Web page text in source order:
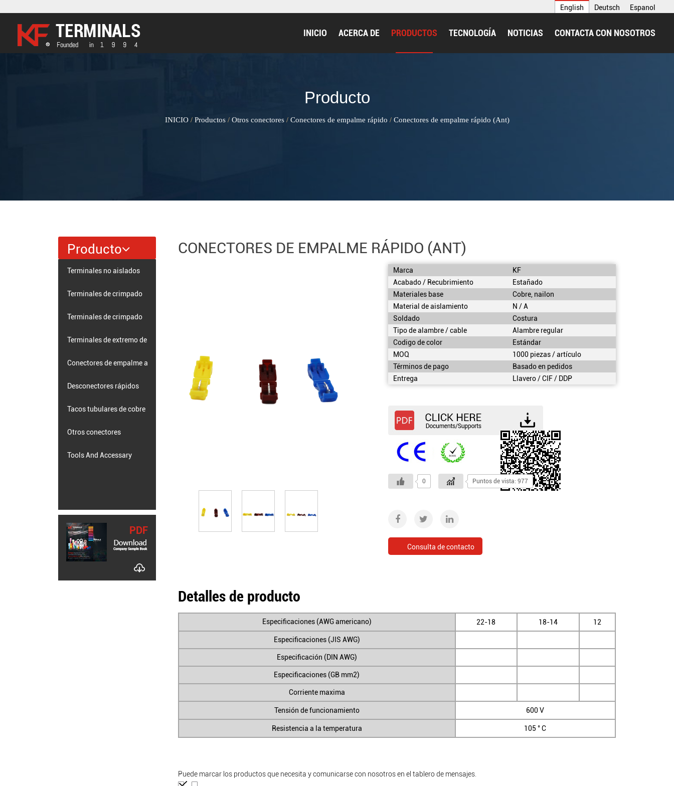
English Deutsch Espanol
INICIO ACERCA DE PRODUCTOS TECNOLOGÍA NOTICIAS CONTACTA CON NOSOTROS
Producto
INICIO/ Productos/ Otros conectores/ Conectores de empalme rápido / Conectores de empalme rápido (Ant)
Producto
Terminales no aislados
Terminales de crimpado
simple aislados
Terminales de crimpado
doble aislado
Terminales de extremo de
cable
Conectores de empalme a
tope
Desconectores rápidos
Tacos tubulares de cobre
Otros conectores
Tools And Accessary
PDF
CONECTORES DE EMPALME RÁPIDO (ANT)
Marca
KF
Acabado / Recubrimiento
Estañado
Materiales base
Cobre, nailon
Material de aislamiento
N / A
Soldado
Costura
Tipo de alambre / cable
Alambre regular
Codigo de color
Estándar
MOQ
1000 piezas / artículo
Términos de pago
Basado en pedidos
Entrega
Llavero / CIF / DDP
0 Puntos de vista: 977
Consulta de contacto
Detalles de producto
Especificaciones (AWG americano) 22-18 18-14 12
Especificaciones (JIS AWG)
Especificación (DIN AWG)
Especificaciones (GB mm2)
Corriente maxima
Tensión de funcionamiento 600 V
Resistencia a la temperatura 105 ° C
Puede marcar los productos que necesita y comunicarse con nosotros en el tablero de mensajes.